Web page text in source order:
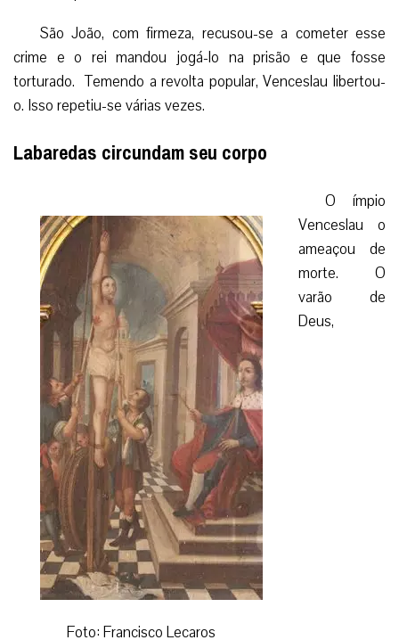
São João, com firmeza, recusou-se a cometer esse
crime e o rei mandou jogá-lo na prisão e que fosse
torturado. Temendo a revolta popular, Venceslau libertou-
o. Isso repetiu-se várias vezes.
Labaredas circundam seu corpo
Foto: Francisco Lecaros
O ímpio
Venceslau o
ameaçou de
morte. O
varão de
Deus,